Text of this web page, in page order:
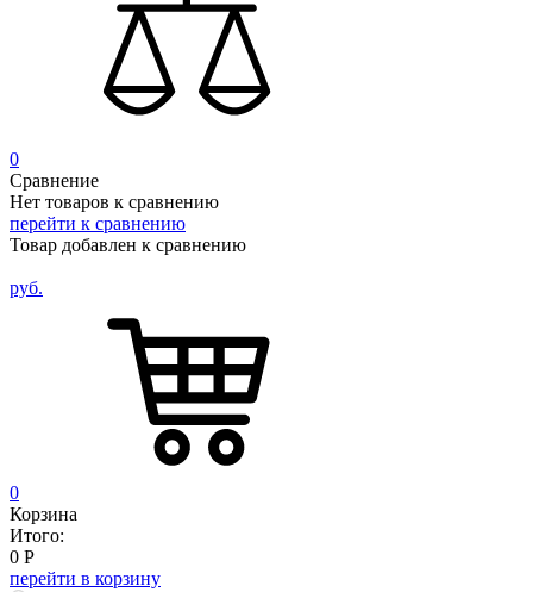
0
Сравнение
Нет товаров к сравнению
перейти к сравнению
Товар добавлен к сравнению
руб.
0
Корзина
Итого:
0 Р
перейти в корзину